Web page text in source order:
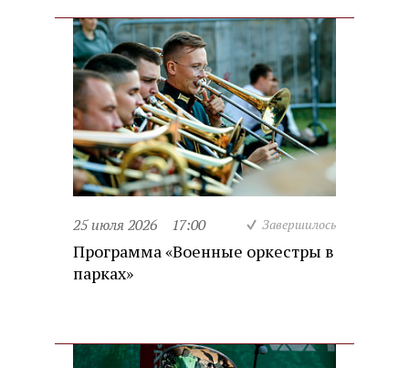
25 июля 2026 17:00 Завершилось
Программа «Военные оркестры в
парках»